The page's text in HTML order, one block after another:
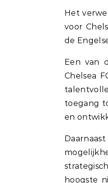
Het
voor
de
Een van
Chelsea
toegang
en
hoogste